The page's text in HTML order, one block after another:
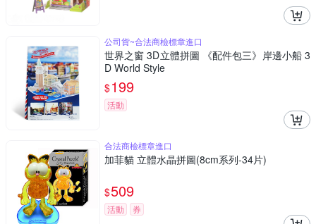
公司貨~合法商檢標章進口
世界之窗 3D立體拼圖 《配件包三》岸邊小船 3
D World Style
$199
活動
合法商檢標章進口
加菲貓 立體水晶拼圖(8cm系列-34片)
$509
活動 券